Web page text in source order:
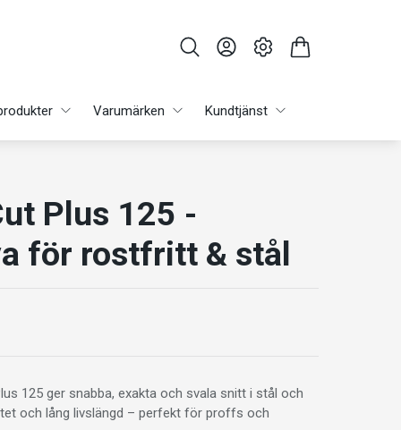
Varumärken Kundtjänst
Plus 125 -
för rostfritt & stål
125 ger snabba, exakta och svala snitt i stål och
och lång livslängd – perfekt för proffs och